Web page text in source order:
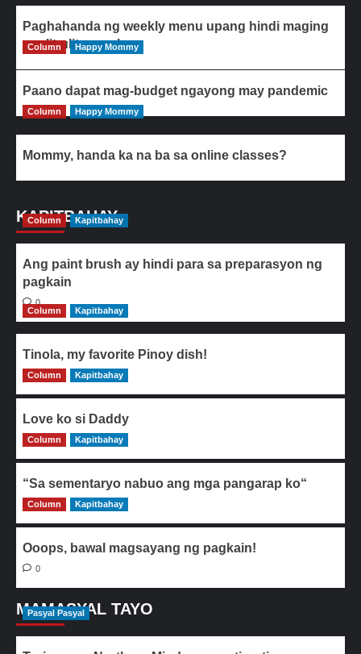
Paghahanda ng weekly menu upang hindi maging
paulit-ulit ang ulam
Column Happy Mommy
Paano dapat mag-budget ngayong may pandemic
Column Happy Mommy
Mommy, handa ka na ba sa online classes?
KAPITBAHAY
Column Kapitbahay
Ang paint brush ay hindi para sa preparasyon ng
pagkain
0
Column
Kapitbahay
Tinola, my favorite Pinoy dish!
0
Column Kapitbahay
Love ko si Daddy
0
Column Kapitbahay
“Sa sementaryo nabuo ang mga pangarap ko“
0
Column Kapitbahay
Ooops, bawal magsayang ng pagkain!
0
MAMASYAL TAYO
Pasyal Pasyal